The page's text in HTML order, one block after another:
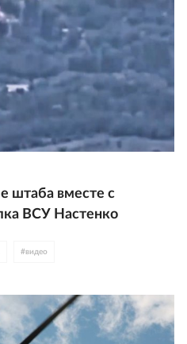
штаба вместе с
ВСУ Настенко
#видео